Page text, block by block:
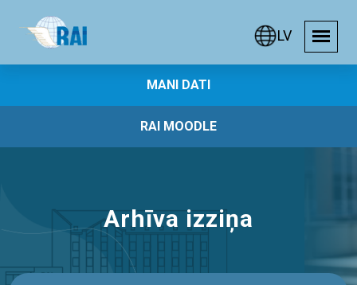
LV
MANI DATI
RAI MOODLE
Arhīva izziņa